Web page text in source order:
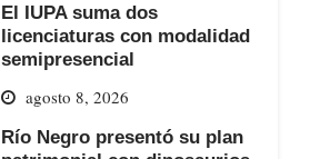
El IUPA suma dos
licenciaturas con modalidad
semipresencial
agosto 8, 2026
Río Negro presentó su plan